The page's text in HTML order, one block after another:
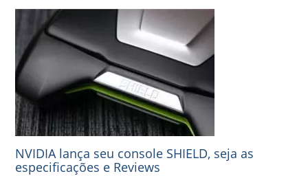
NVIDIA lança seu console SHIELD, seja as
especificações e Reviews